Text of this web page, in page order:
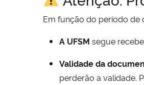
Em função do período de
A UFSM segue
Validade da
perderão a validade.